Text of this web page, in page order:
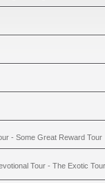
- Some Great Reward Tour
Tour - The Exotic